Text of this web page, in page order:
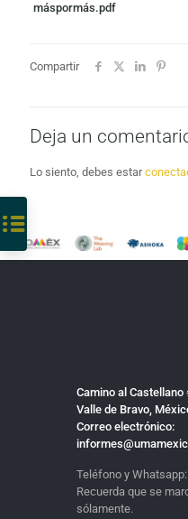
máspormás.pdf
Compartir
Deja un
Lo siento, debes estar
Camino al
Valle de Bravo,
Correo electrónico:
Teléfono y Whatsapp:
Recuerda que se
sólamente.